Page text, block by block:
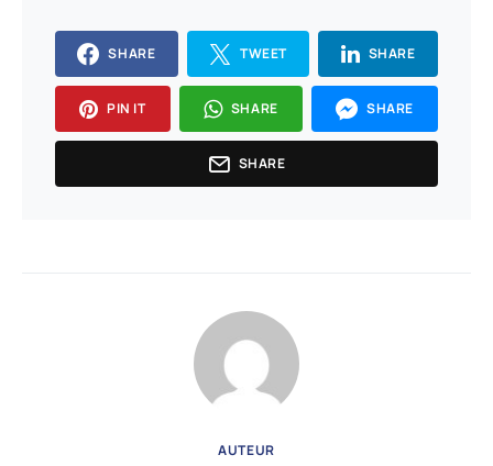
SHARE TWEET SHARE
PIN IT SHARE SHARE
SHARE
AUTEUR